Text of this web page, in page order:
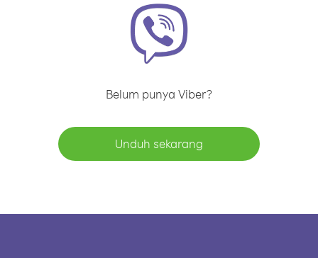
Belum punya Viber?
Unduh sekarang